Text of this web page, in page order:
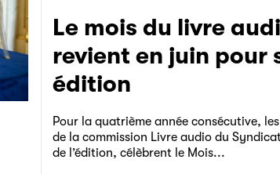
Le mois du livre audio
revient en juin pour
édition
Pour la quatrième année consécutive,
de la commission Livre audio du
de l’édition, célèbrent le Mois...